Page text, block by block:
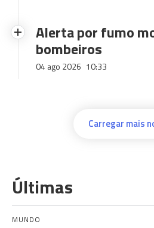
Alerta por fumo
bombeiros
04 ago 2026 10:33
Carregar mais
Últimas
MUNDO